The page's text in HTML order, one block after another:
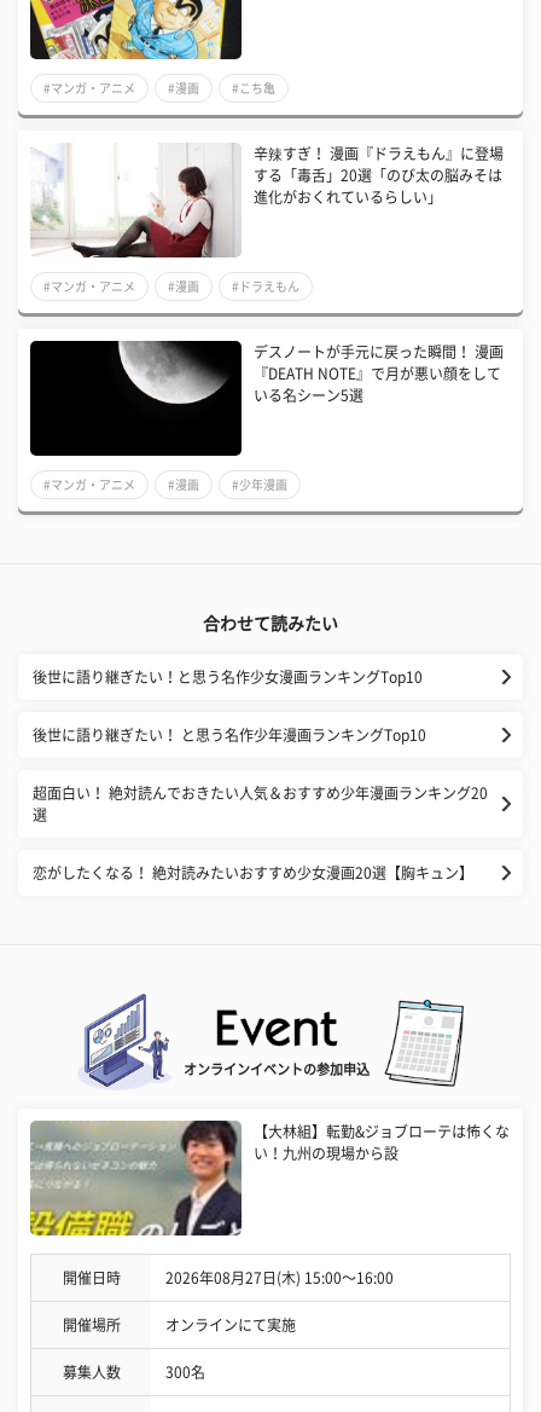
#マンガ・アニメ #漫画 #こち亀
辛辣すぎ！ 漫画『ドラえもん』に登場
する「毒舌」20選「のび太の脳みそは
進化がおくれているらしい」
#マンガ・アニメ #漫画 #ドラえもん
デスノートが手元に戻った瞬間！ 漫画
『DEATH NOTE』で月が悪い顔をして
いる名シーン5選
#マンガ・アニメ #漫画 #少年漫画
合わせて読みたい
後世に語り継ぎたい！と思う名作少女漫画ランキングTop10
後世に語り継ぎたい！ と思う名作少年漫画ランキングTop10
超面白い！ 絶対読んでおきたい人気＆おすすめ少年漫画ランキング20
選
恋がしたくなる！ 絶対読みたいおすすめ少女漫画20選【胸キュン】
オンラインイベントの参加申込
【大林組】転勤&ジョブローテは怖くな
い！九州の現場から設
開催日時 2026年08月27日(木) 15:00〜16:00
開催場所 オンラインにて実施
募集人数 300名